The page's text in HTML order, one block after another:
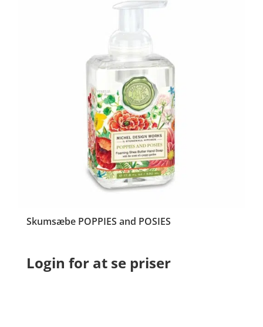
Skumsæbe POPPIES and POSIES
Login for at se priser